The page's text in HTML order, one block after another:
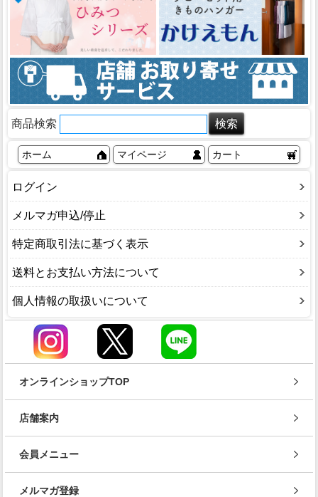
商品検索
ホーム マイページ カート
ログイン
メルマガ申込/停止
特定商取引法に基づく表示
送料とお支払い方法について
個人情報の取扱いについて
オンラインショップTOP
店舗案内
会員メニュー
メルマガ登録